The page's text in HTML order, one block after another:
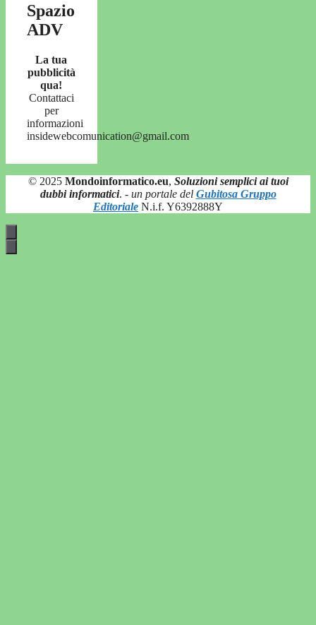
Spazio
ADV
La tua
pubblicità
qua!
Contattaci
per
informazioni
insidewebcomunication@gmail.com
© 2025 Mondoinformatico.eu, Soluzioni semplici ai tuoi
dubbi informatici. - un portale del Gubitosa Gruppo
Editoriale N.i.f. Y6392888Y